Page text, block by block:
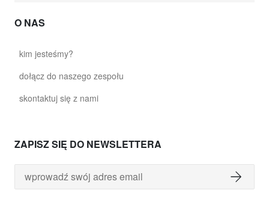
O NAS
kim jesteśmy?
dołącz do naszego zespołu
skontaktuj się z nami
ZAPISZ SIĘ DO NEWSLETTERA